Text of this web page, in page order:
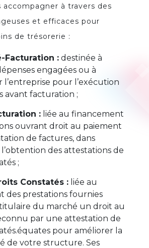
accompagner à travers des
et efficaces pour
de trésorerie :
Facturation : destinée à
engagées ou à
l’entreprise pour l’exécution
avant facturation ;
: liée au financement
ouvrant droit au paiement
de factures, dans
l’obtention des attestations de
;
Constatés : liée au
des prestations fournies
du marché un droit au
par une attestation de
pour améliorer la
de votre structure. Ses